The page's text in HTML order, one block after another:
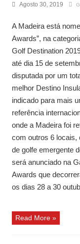
Agosto 30, 2019
A Madeira está
Awards”, na
Golf Destination
até dia 15 de
disputada por um
melhor Destino
indicado para mais
referência
onde a Madeira foi
com outros 6 locais,
de golfe emergente
será anunciado na
Awards que
os dias 28 a 30
Read More »